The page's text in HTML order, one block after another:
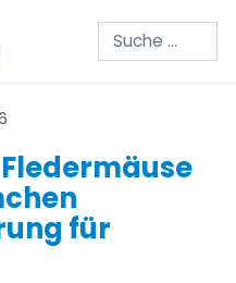
Suchen
Fledermäuse
für